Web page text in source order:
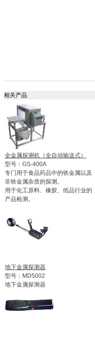
相关产品
全金属探测机（全自动输送式）
型号：GS-400A
专门用于食品药品中的铁金属以及
非铁金属杂质的探测。
用于化工原料、橡胶、纸品行业的
产品检测。
地下金属探测器
型号：MD5002
地下金属探测器